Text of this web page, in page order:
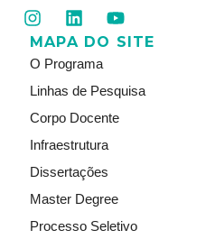
I
n
s
t
a
g
r
a
m
L
i
n
k
e
d
i
n
Y
o
u
u
b
e
MAPA DO SITE
O Programa
Linhas de Pesquisa
Corpo Docente
Infraestrutura
Dissertações
Master Degree
Processo Seletivo